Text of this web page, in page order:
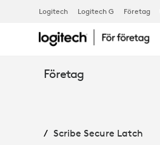
SCRIBE
SECURE
LATCH
Logitech Logitech G Företag
Företag
Scribe Secure Latch